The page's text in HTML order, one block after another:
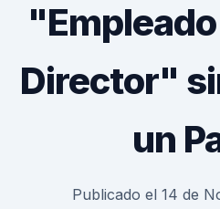
"Empleado
Director"
un
Publicado el 14 de